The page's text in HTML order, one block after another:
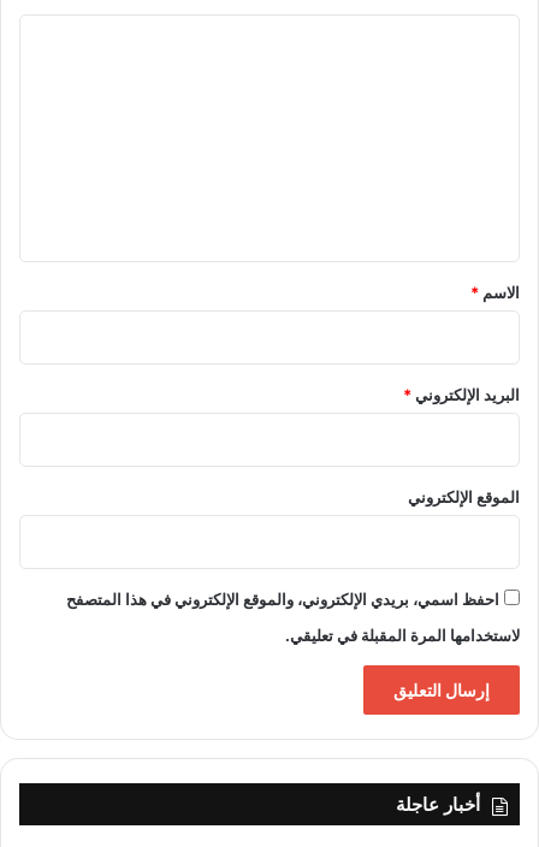
*
الاسم *
البريد الإلكتروني*
الموقع الإلكتروني
احفظ اسمي، بريدي الإلكتروني، والموقع الإلكتروني في هذا المتصفح
لاستخدامها المرة المقبلة في تعليقي.
أخبار عاجلة